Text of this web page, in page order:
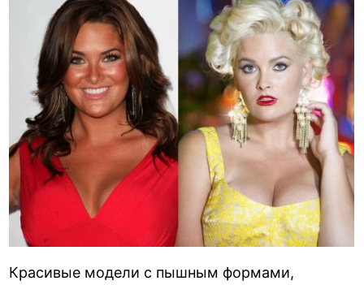
Красивые модели с пышным формами,